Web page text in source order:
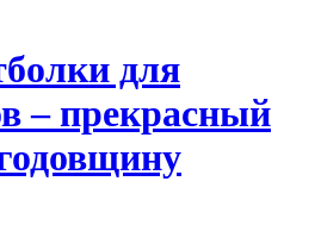
для
– прекрасный